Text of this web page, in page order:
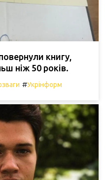
книгу,
ніж 50 років.
#Укрінформ